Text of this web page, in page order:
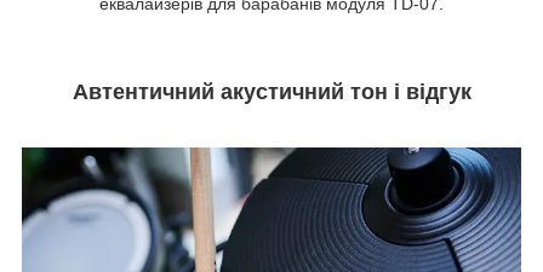
Автентичний акустичний тон і відгук